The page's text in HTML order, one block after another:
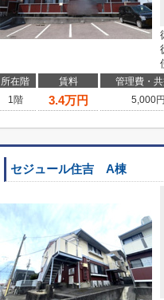
所在階 賃料 管理費・
1階
3.4万円 5,000円
セジュール住吉 A棟